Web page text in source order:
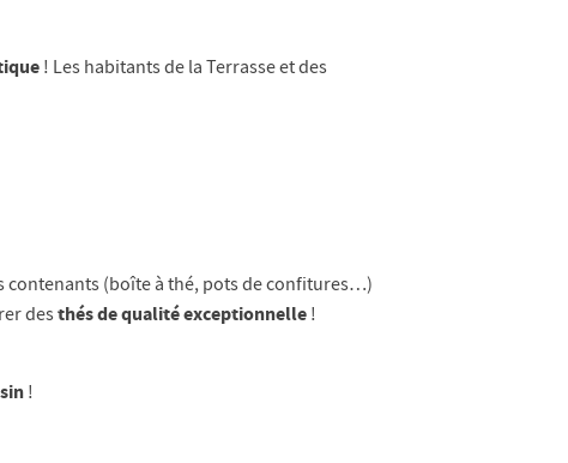
! Les habitants de la Terrasse et des
contenants (boîte à thé, pots de confitures…)
desthés de qualité exceptionnelle !
!